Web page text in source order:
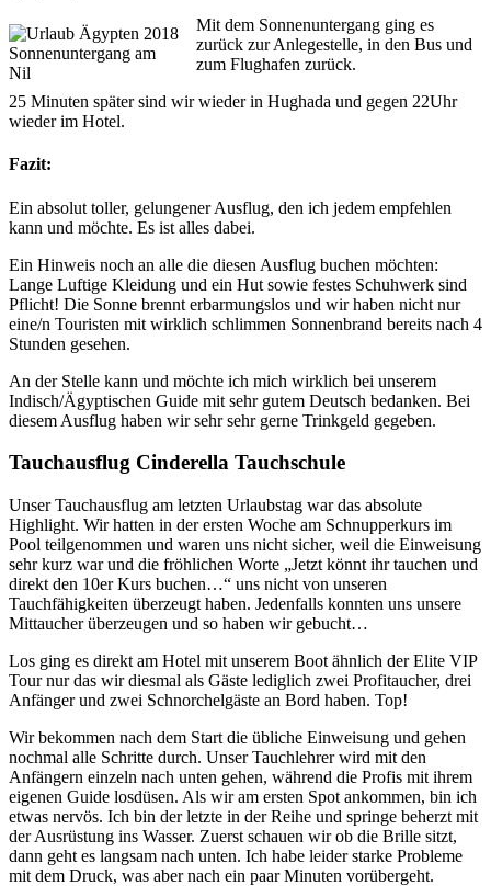
Sonnenuntergang am
Nil
Mit dem Sonnenuntergang ging es
zurück zur Anlegestelle, in den Bus und
zum Flughafen zurück.
25 Minuten später sind wir wieder in Hughada und gegen 22Uhr
wieder im Hotel.
Fazit:
Ein absolut toller, gelungener Ausflug, den ich jedem empfehlen
kann und möchte. Es ist alles dabei.
Ein Hinweis noch an alle die diesen Ausflug buchen möchten:
Lange Luftige Kleidung und ein Hut sowie festes Schuhwerk sind
Pflicht! Die Sonne brennt erbarmungslos und wir haben nicht nur
eine/n Touristen mit wirklich schlimmen Sonnenbrand bereits nach 4
Stunden gesehen.
An der Stelle kann und möchte ich mich wirklich bei unserem
Indisch/Ägyptischen Guide mit sehr gutem Deutsch bedanken. Bei
diesem Ausflug haben wir sehr sehr gerne Trinkgeld gegeben.
Tauchausflug Cinderella Tauchschule
Unser Tauchausflug am letzten Urlaubstag war das absolute
Highlight. Wir hatten in der ersten Woche am Schnupperkurs im
Pool teilgenommen und waren uns nicht sicher, weil die Einweisung
sehr kurz war und die fröhlichen Worte „Jetzt könnt ihr tauchen und
direkt den 10er Kurs buchen…“ uns nicht von unseren
Tauchfähigkeiten überzeugt haben. Jedenfalls konnten uns unsere
Mittaucher überzeugen und so haben wir gebucht…
Los ging es direkt am Hotel mit unserem Boot ähnlich der Elite VIP
Tour nur das wir diesmal als Gäste lediglich zwei Profitaucher, drei
Anfänger und zwei Schnorchelgäste an Bord haben. Top!
Wir bekommen nach dem Start die übliche Einweisung und gehen
nochmal alle Schritte durch. Unser Tauchlehrer wird mit den
Anfängern einzeln nach unten gehen, während die Profis mit ihrem
eigenen Guide losdüsen. Als wir am ersten Spot ankommen, bin ich
etwas nervös. Ich bin der letzte in der Reihe und springe beherzt mit
der Ausrüstung ins Wasser. Zuerst schauen wir ob die Brille sitzt,
dann geht es langsam nach unten. Ich habe leider starke Probleme
mit dem Druck, was aber nach ein paar Minuten vorübergeht.